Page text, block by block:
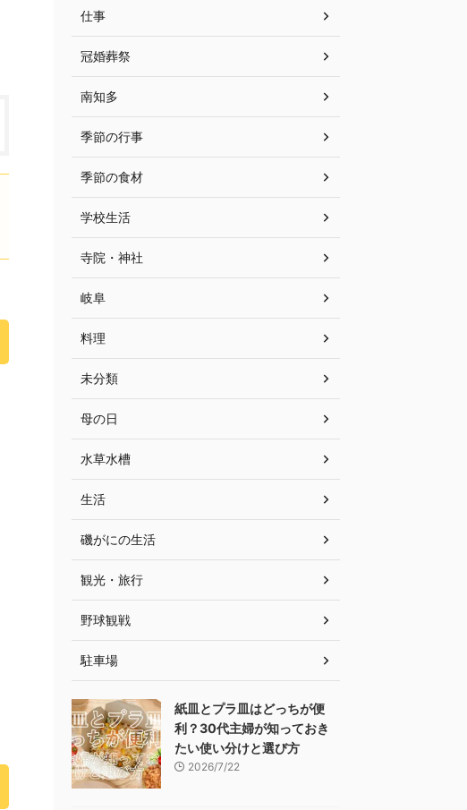
仕事
冠婚葬祭
南知多
季節の行事
季節の食材
学校生活
寺院・神社
岐阜
料理
未分類
母の日
水草水槽
生活
磯がにの生活
観光・旅行
野球観戦
駐車場
紙皿とプラ皿はどっちが便
利？30代主婦が知っておき
たい使い分けと選び方
2026/7/22